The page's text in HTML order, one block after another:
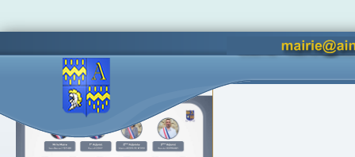
Accès lettres d'informations
Vous êtes ici : Accueil La